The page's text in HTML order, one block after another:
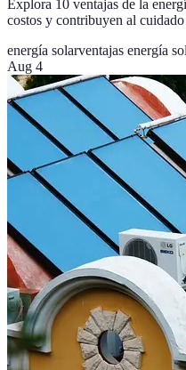
Explora 10 ventajas de la
costos y contribuyen al
energía solarventajas energía
Aug 4